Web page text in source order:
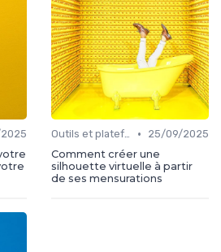
Outils et plateformes •
25/09/2025
Comment créer une
silhouette virtuelle à partir
de ses mensurations